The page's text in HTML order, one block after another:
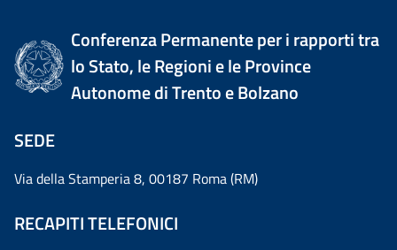
Conferenza Permanente per i rapporti tra
lo Stato, le Regioni e le Province
Autonome di Trento e Bolzano
SEDE
Via della Stamperia 8, 00187 Roma (RM)
RECAPITI TELEFONICI